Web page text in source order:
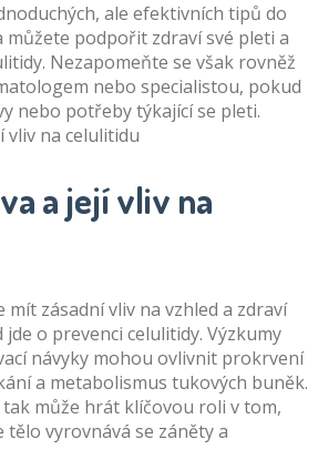
ale efektivních tipů do
podpořit zdraví své pleti a
Nezapomeňte se však rovněž
nebo specialistou, pokud
nebo potřeby týkající se pleti.
a její vliv na
mít zásadní vliv na vzhled a zdraví
o prevenci celulitidy. Výzkumy
návyky mohou ovlivnit prokrvení
a metabolismus tukových buněk.
může hrát klíčovou roli v tom,
tělo vyrovnává se záněty a